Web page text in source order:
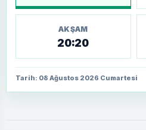
AKŞAM
20:20
Tarih: 08 Ağustos 2026 Cumartesi